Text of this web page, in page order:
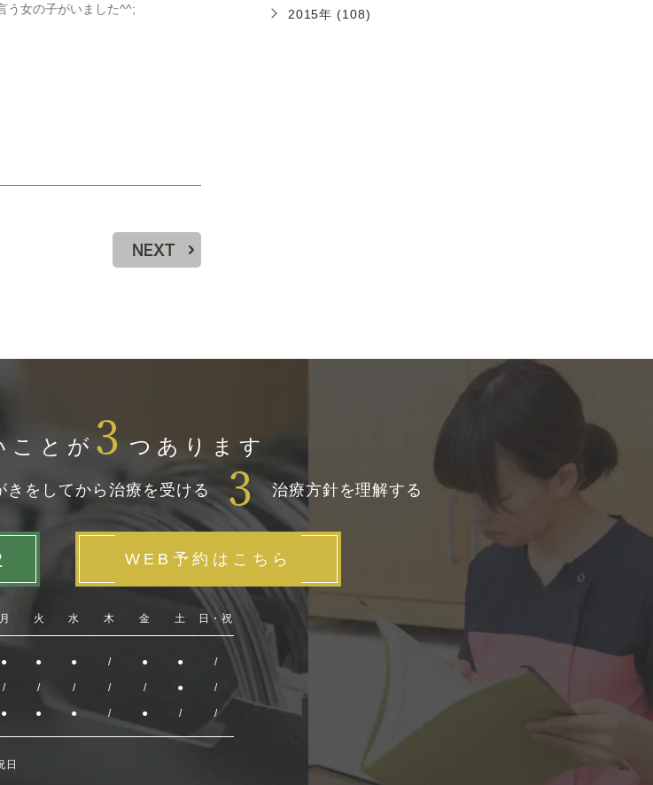
う女の子がいました^^;
NEXT
2015年 (108)
ことが 3 つあります
きをしてから治療を受ける 3 治療方針を理解する
WEB予約はこちら
月 火 水 木 金 土 日・祝
● ● ● / ● ● /
/ / / / / ● /
● ● ● / ● / /
日